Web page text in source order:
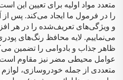
متعدد مواد اولیه برای تعیین این
را در فرمول ما ایجاد می‌کند. پس از
و ویژگی‌های تعریف‌شده را در هر
می‌نماییم. لایه محافظ رنگ‌های
ظاهر جذاب و بادوامی را تضمین
عوامل محیطی مضر نیز مقاوم
متعددی از جمله خودروسازی، لوازم